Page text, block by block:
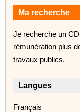
Ma recherche
Je recherche un
rémunération plus
travaux publics.
Langues
Français